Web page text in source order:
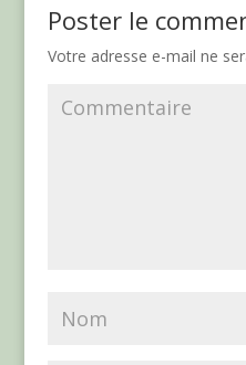
Poster le
Votre adresse e-mail ne